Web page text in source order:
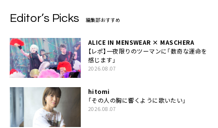
Editor’s Picks 編集部おすすめ
ALICE IN MENSWEAR × MASCHERA
【レポ】一夜限りのツーマンに「数奇な運命を
感じます」
2026.08.07
hitomi
「その人の胸に響くように歌いたい」
2026.08.07